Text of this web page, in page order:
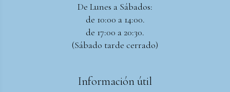
De Lunes a Sábados:
de 10:00 a 14:00.
de 17:00 a 20:30.
(Sábado tarde cerrado)
Información útil